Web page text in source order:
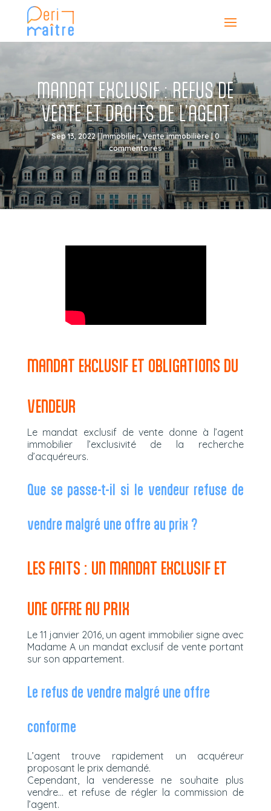
MANDAT EXCLUSIF : REFUS DE
VENTE ET DROITS DE L’AGENT
Sep 13, 2022|Immobilier,Vente immobilière|0
commentaires
MANDAT EXCLUSIF ET OBLIGATIONS DU
VENDEUR
Le mandat exclusif de vente donne à l’agent
immobilier l’exclusivité de la recherche
d’acquéreurs.
Que se passe-t-il si le vendeur refuse de
vendre malgré une offre au prix ?
LES FAITS : UN MANDAT EXCLUSIF ET
UNE OFFRE AU PRIX
Le 11 janvier 2016, un agent immobilier signe avec
Madame A un mandat exclusif de vente portant
sur son appartement.
Le refus de vendre malgré une offre
conforme
L’agent trouve rapidement un acquéreur
proposant le prix demandé.
Cependant, la venderesse ne souhaite plus
vendre… et refuse de régler la commission de
l’agent.